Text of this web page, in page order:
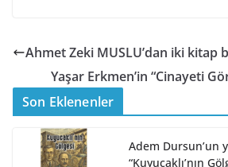
Ahmet Zeki MUSLU’dan iki kitap
Yaşar Erkmen’in “Cinayeti
Son Eklenenler
Adem Dursun’un
“Kuyucaklı’nın